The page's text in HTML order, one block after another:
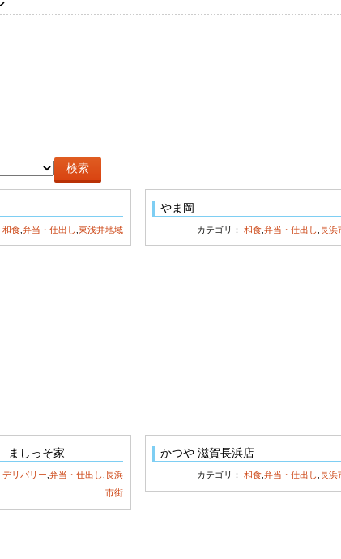
和食 ,弁当・仕出し ,東浅井地域
やま岡
カテゴリ： 和食, 弁当・仕出し 長浜
ましっそ家
デリバリー ,弁当・仕出し ,長浜
市街
かつや 滋賀長浜店
カテゴリ： 和食, 弁当・仕出し 長浜